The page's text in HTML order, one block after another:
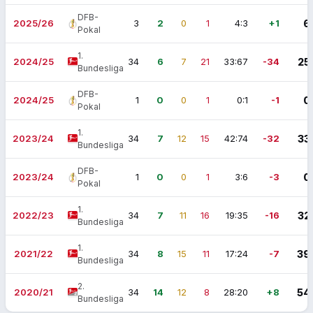
2025/26
DFB-
Pokal
3 2 0 1 4:3 +1 6
2024/25
1.
Bundesliga
34 6 7 21 33:67 -34 25
2024/25
DFB-
Pokal
1 0 0 1 0:1 -1 0
2023/24
1.
Bundesliga
34 7 12 15 42:74 -32 33
2023/24
DFB-
Pokal
1 0 0 1 3:6 -3 0
2022/23
1.
Bundesliga
34 7 11 16 19:35 -16 32
2021/22
1.
Bundesliga
34 8 15 11 17:24 -7 39
2020/21
2.
Bundesliga
34 14 12 8 28:20 +8 54